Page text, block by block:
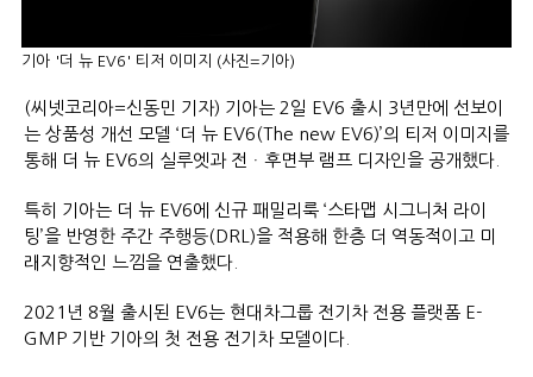
기아 '더 뉴 EV6' 티저 이미지 (사진=기아)
(씨넷코리아=신동민 기자) 기아는 2일 EV6 출시 3년만에 선보이
는 상품성 개선 모델 ‘더 뉴 EV6(The new EV6)’의 티저 이미지를
통해 더 뉴 EV6의 실루엣과 전ᆞ후면부 램프 디자인을 공개했다.
특히 기아는 더 뉴 EV6에 신규 패밀리룩 ‘스타맵 시그니처 라이
팅’을 반영한 주간 주행등(DRL)을 적용해 한층 더 역동적이고 미
래지향적인 느낌을 연출했다.
2021년 8월 출시된 EV6는 현대차그룹 전기차 전용 플랫폼 E-
GMP 기반 기아의 첫 전용 전기차 모델이다.